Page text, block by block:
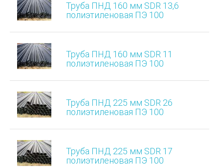
Труба ПНД 160 мм SDR 13,6
полиэтиленовая ПЭ 100
Труба ПНД 160 мм SDR 11
полиэтиленовая ПЭ 100
Труба ПНД 225 мм SDR 26
полиэтиленовая ПЭ 100
Труба ПНД 225 мм SDR 17
полиэтиленовая ПЭ 100